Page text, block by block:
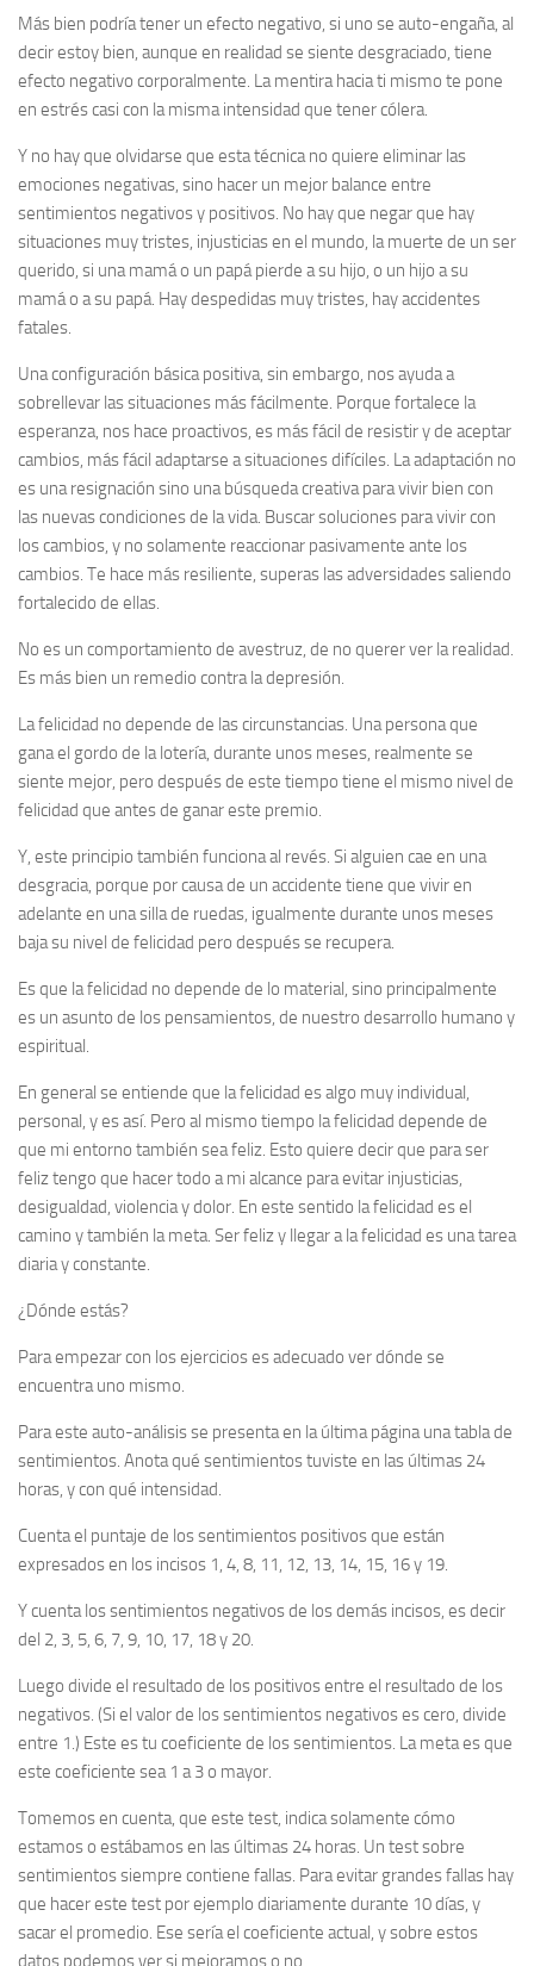
Más bien podría tener un efecto negativo, si uno se auto-engaña, al
decir estoy bien, aunque en realidad se siente desgraciado, tiene
efecto negativo corporalmente. La mentira hacia ti mismo te pone
en estrés casi con la misma intensidad que tener cólera.
Y no hay que olvidarse que esta técnica no quiere eliminar las
emociones negativas, sino hacer un mejor balance entre
sentimientos negativos y positivos. No hay que negar que hay
situaciones muy tristes, injusticias en el mundo, la muerte de un ser
querido, si una mamá o un papá pierde a su hijo, o un hijo a su
mamá o a su papá. Hay despedidas muy tristes, hay accidentes
fatales.
Unaconfiguración básica positiva, sin embargo, nos ayuda a
sobrellevar las situaciones más fácilmente. Porque fortalece la
esperanza, nos hace proactivos, es más fácil de resistir y de aceptar
cambios, más fácil adaptarse a situaciones difíciles. La adaptación no
es una resignación sino una búsqueda creativa para vivir bien con
las nuevas condiciones de la vida. Buscar soluciones para vivir con
los cambios, y no solamente reaccionar pasivamente ante los
cambios. Te hace más resiliente, superas las adversidades saliendo
fortalecido de ellas.
No es un comportamiento de avestruz, de no querer ver la realidad.
Es más bien un remedio contra la depresión.
La felicidad no depende de las circunstancias. Una persona que
gana el gordo de la lotería, durante unos meses, realmente se
siente mejor, pero después de este tiempo tiene el mismo nivel de
felicidad que antes de ganar este premio.
Y, este principio también funciona al revés. Si alguien cae en una
desgracia, porque por causa de un accidente tiene que vivir en
adelante en una silla de ruedas, igualmente durante unos meses
baja su nivel de felicidad pero después se recupera.
Es que la felicidad no depende de lo material, sino principalmente
es un asunto de los pensamientos, de nuestro desarrollo humano y
espiritual.
En general se entiende que la felicidad es algo muy individual,
personal, y es así. Pero al mismo tiempo la felicidad depende de
que mi entorno también sea feliz. Esto quiere decir que para ser
feliz tengo que hacer todo a mi alcance para evitar injusticias,
desigualdad, violencia y dolor. En este sentido la felicidad es el
camino y también la meta. Ser feliz y llegar a la felicidad es una tarea
diaria y constante.
¿Dónde estás?
Para empezar con los ejercicios es adecuado ver dónde se
encuentra uno mismo.
Para este auto-análisis se presenta en la última página una tabla de
sentimientos. Anota qué sentimientos tuviste en las últimas 24
horas, y con qué intensidad.
Cuenta el puntaje de los sentimientos positivos que están
expresados en los incisos 1, 4, 8, 11, 12, 13, 14, 15, 16 y 19.
Y cuenta los sentimientos negativos de los demás incisos, es decir
del 2, 3, 5, 6, 7, 9, 10, 17, 18 y 20.
Luego divide el resultado de los positivos entre el resultado de los
negativos. (Si el valor de los sentimientos negativos es cero, divide
entre 1.) Este es tu coeficiente de los sentimientos. La meta es que
este coeficiente sea 1 a 3 o mayor.
Tomemos en cuenta, que este test, indica solamente cómo
estamos o estábamos en las últimas 24 horas. Un test sobre
sentimientos siempre contiene fallas. Para evitar grandes fallas hay
que hacer este test por ejemplo diariamente durante 10 días, y
sacar el promedio. Ese sería el coeficiente actual, y sobre estos
datos podemos ver si mejoramos o no.